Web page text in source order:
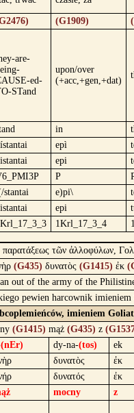
(G1909)
are-
ed-
STand
upon/over
(+acc,+gen,+dat)
in
epì
epi
P
stantai e)pi\
epi
1Krl_17_3_4
παρατάξεως τῶν ἀλλοφύλων,
(G435) δυνατὸς (G1415) ἐκ
out of the army of the
pewien harcownik
imieniem
(G1415) mąż (G435) z
(nEr) dy-na-(tos) ek
δυνατὸς ἐκ
δυνατός ἐκ
mocny z